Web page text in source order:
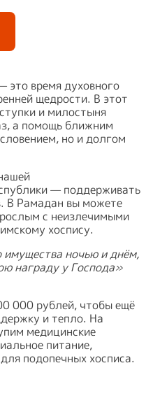
время духовного
щедрости. В этот
и милостыня
а помощь ближним
но и долгом
— поддерживать
В Рамадан вы можете
с неизлечимыми
хоспису.
имущества ночью и днём,
награду у Господа»
000 рублей, чтобы ещё
и тепло. На
медицинские
питание,
подопечных хосписа.